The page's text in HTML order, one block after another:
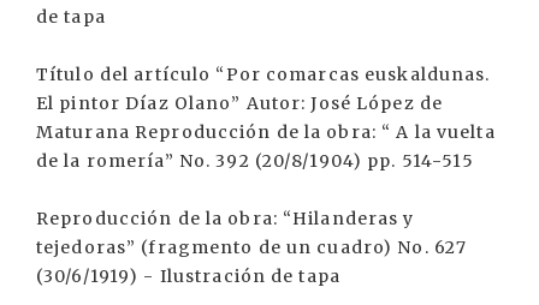
de tapa
Título del artículo “Por comarcas euskaldunas.
El pintor Díaz Olano” Autor: José López de
Maturana Reproducción de la obra: “ A la vuelta
de la romería” No. 392 (20/8/1904) pp. 514-515
Reproducción de la obra: “Hilanderas y
tejedoras” (fragmento de un cuadro) No. 627
(30/6/1919) - Ilustración de tapa